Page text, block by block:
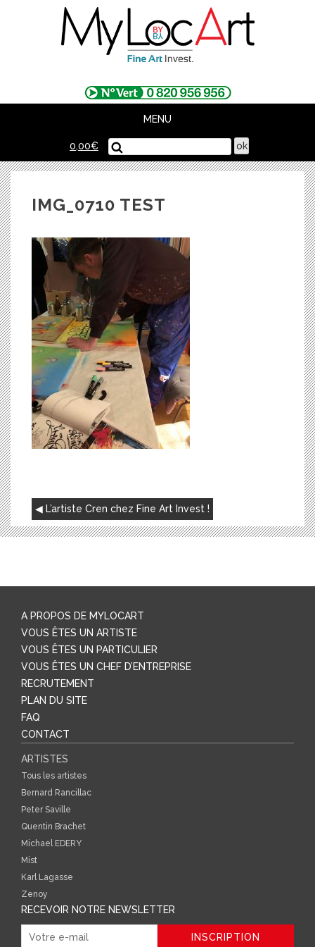
MENU
0,00€
IMG_0710 TEST
NAVIGATION
DE
L’ARTICLE
L’artiste Cren chez Fine Art Invest !
A PROPOS DE MYLOCART
VOUS ÊTES UN ARTISTE
VOUS ÊTES UN PARTICULIER
VOUS ÊTES UN CHEF D’ENTREPRISE
RECRUTEMENT
PLAN DU SITE
FAQ
CONTACT
ARTISTES
Tous les artistes
Bernard Rancillac
Peter Saville
Quentin Brachet
Michael EDERY
Mist
Karl Lagasse
Zenoy
RECEVOIR NOTRE NEWSLETTER